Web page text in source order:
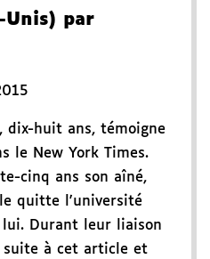
Unis) par
dix-huit ans, témoigne
le New York Times.
cinq ans son aîné,
quitte l'université
Durant leur liaison
suite à cet article et